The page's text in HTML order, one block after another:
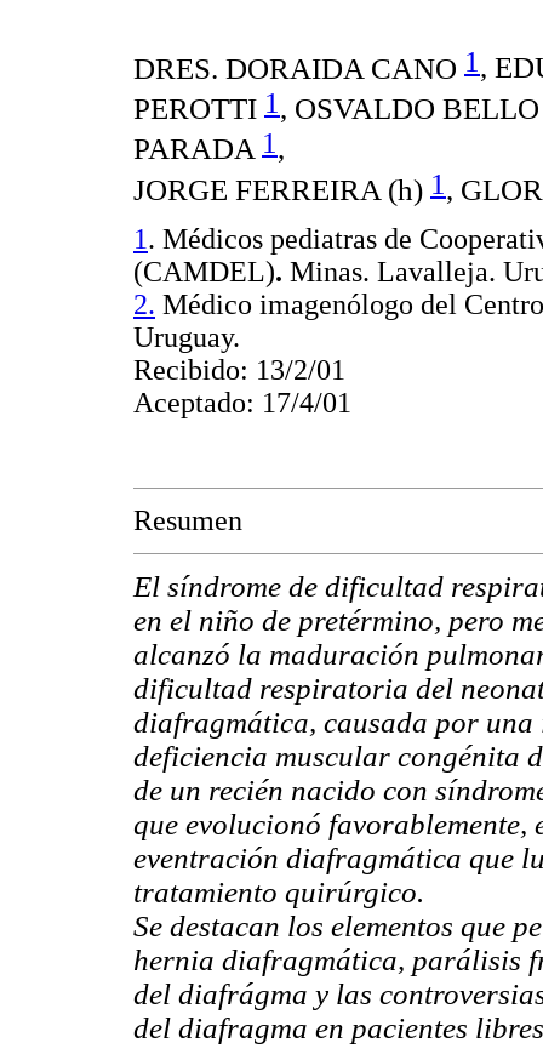
DRES. DORAIDA CANO 1,
PEROTTI 1 , OSVALDO
PARADA 1 ,
JORGE FERREIRA (h) 1 ,
1. Médicos pediatras de
(CAMDEL). Minas. Lavalleja.
2. Médico imagenólogo del
Uruguay.
Recibido: 13/2/01
Aceptado: 17/4/01
Resumen
El síndrome de dificultad
en el niño de pretérmino, pero
alcanzó la maduración
dificultad respiratoria del
diafragmática, causada por
deficiencia muscular congénita
de un recién nacido con
que evolucionó
eventración diafragmática que
tratamiento quirúrgico.
Se destacan los elementos que
hernia diafragmática, parálisis
del diafrágma y las
del diafragma en pacientes